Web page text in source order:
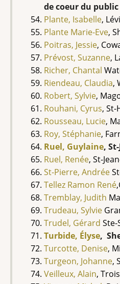
de coeur du public
Plante, Isabelle,
Plante Marie-Eve,
Poitras, Jessie,
Prévost, Suzanne,
Richer, Chantal
Riendeau, Claudia,
Robert, Sylvie,
Rouhani, Cyrus,
Rousseau, Lucie,
Roy, Stéphanie,
Ruel, Guylaine,
Ruel, Renée, St-
St-Pierre, Andrée
Tellez Ramon René
Tremblay, Judith
Trudeau, Sylvie
Trudel, Gérard
Turbide, Élyse,
Turcotte, Denise,
Turgeon, Johanne,
Veilleux, Alain,